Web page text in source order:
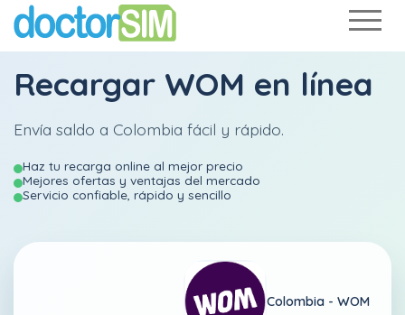
Recargar WOM en línea
Envía saldo a Colombia fácil y rápido.
Haz tu recarga online al mejor precio
Mejores ofertas y ventajas del mercado
Servicio confiable, rápido y sencillo
Colombia - WOM